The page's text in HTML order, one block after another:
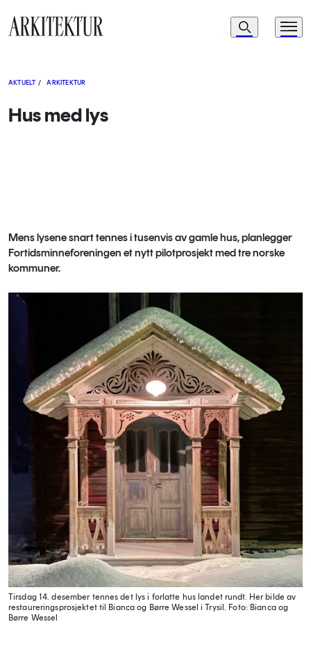
Navigasjon
Søk Meny
AKTUELT / ARKITEKTUR
Hus med lys
Mens lysene snart tennes i tusenvis av gamle hus, planlegger
Fortidsminneforeningen et nytt pilotprosjekt med tre norske
kommuner.
Tirsdag 14. desember tennes det lys i forlatte hus landet rundt. Her bilde av
restaureringsprosjektet til Bianca og Børre Wessel i Trysil. Foto: Bianca og
Børre Wessel